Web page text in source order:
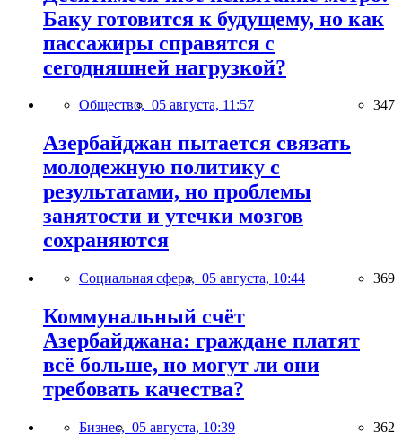
Баку готовится к будущему, но как
пассажиры справятся с
сегодняшней нагрузкой?
Общество, 05 августа, 11:57 347
Азербайджан пытается связать
молодежную политику с
результатами, но проблемы
занятости и утечки мозгов
сохраняются
Социальная сфера, 05 августа, 10:44 369
Коммунальный счёт
Азербайджана: граждане платят
всё больше, но могут ли они
требовать качества?
Бизнес, 05 августа, 10:39 362